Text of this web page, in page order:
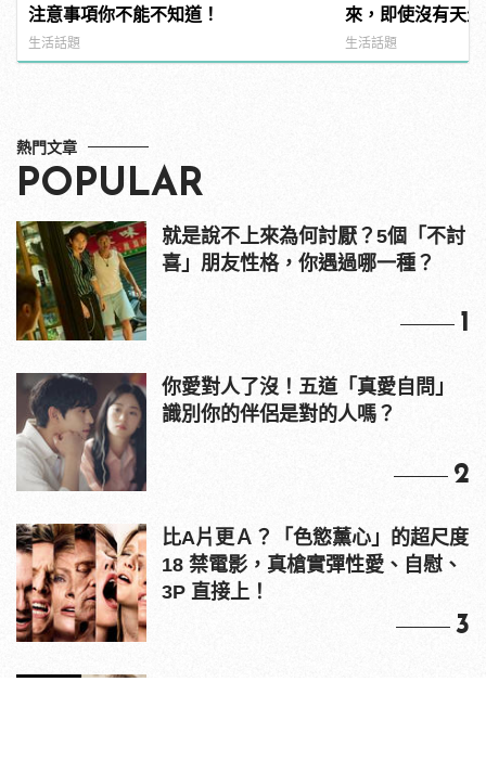
注意事項你不能不知道！
生活話題
來，即使沒有天
升學習力！
生活話題
熱門文章
POPULAR
就是說不上來為何討厭？5個「不討
喜」朋友性格，你遇過哪一種？
1
你愛對人了沒！五道「真愛自問」
識別你的伴侶是對的人嗎？
2
比A片更Ａ？「色慾薰心」的超尺度
18 禁電影，真槍實彈性愛、自慰、
3P 直接上！
3